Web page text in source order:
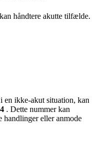
håndtere akutte tilfælde.
en ikke-akut situation, kan
. Dette nummer kan
handlinger eller anmode